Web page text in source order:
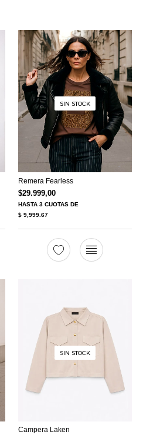
SIN STOCK
Remera Fearless
$29.999,00
HASTA3 CUOTAS DE
$ 9,999.67
SIN STOCK
Campera Laken